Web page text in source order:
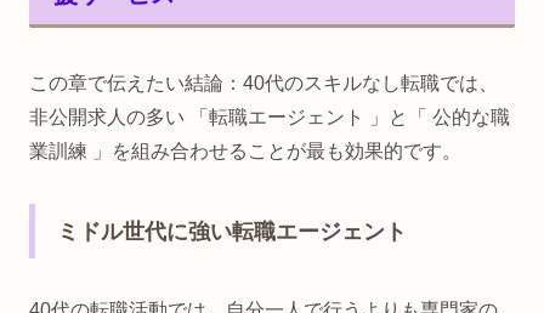
この章で伝えたい結論：40代のスキルなし転職では、
非公開求人の多い 「転職エージェント 」と「 公的な職
業訓練 」を組み合わせることが最も効果的です。
ミドル世代に強い転職エージェント